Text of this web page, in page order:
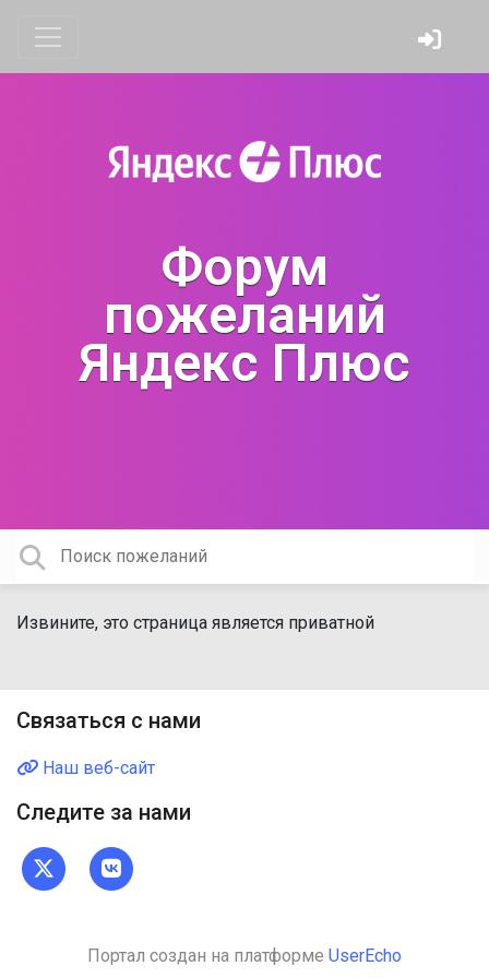
Форум
пожеланий
Яндекс Плюс
Извините, это страница является приватной
Связаться с нами
Наш веб-сайт
Следите за нами
Портал создан на платформе UserEcho